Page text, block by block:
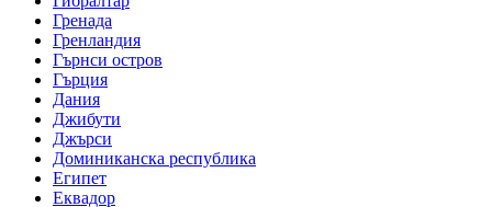
Гренада
Гренландия
Гърнси остров
Гърция
Дания
Джибути
Джърси
Доминиканска республика
Египет
Еквадор